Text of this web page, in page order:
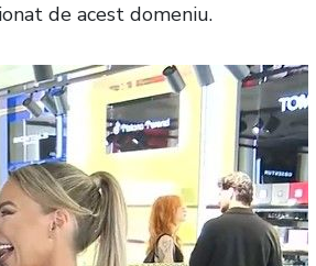
de acest domeniu.